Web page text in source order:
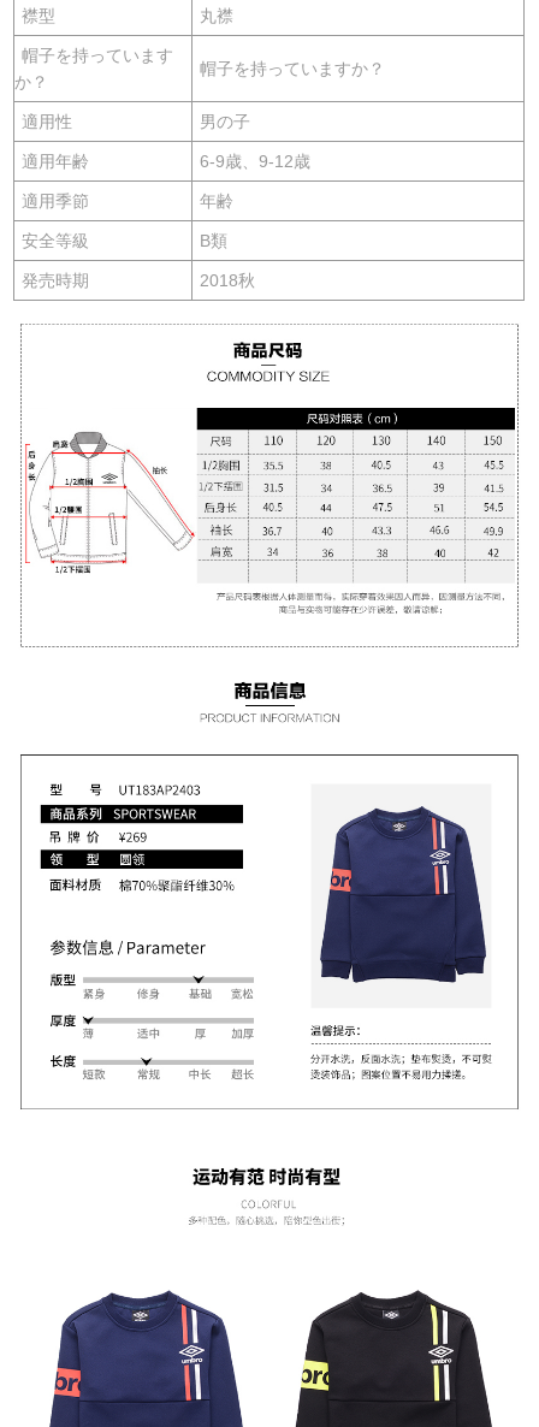
襟型 丸襟
帽子を持っています
か？
帽子を持っていますか？
適用性 男の子
適用年齢 6-9歳、9-12歳
適用季節 年齢
安全等級 B類
発売時期 2018秋